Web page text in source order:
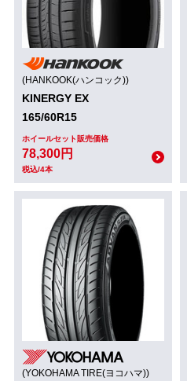
(HANKOOK(ハンコック))
KINERGY EX
165/60R15
ホイールセット販売価格
78,300円
税込/4本
(YOKOHAMA TIRE(ヨコハマ))